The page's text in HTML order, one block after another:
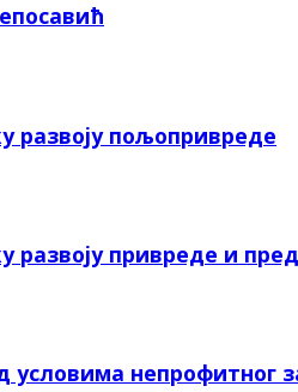
развоју пољопривреде
развоју привреде и
условима непрофитног